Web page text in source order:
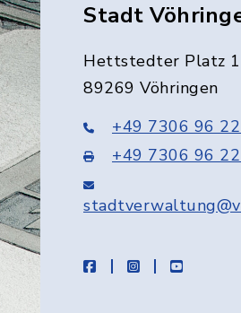
Stadt
Hettstedter Platz 1
89269 Vöhringen
+49 7306 96
+49 7306 96
facebookinstagramyoutube